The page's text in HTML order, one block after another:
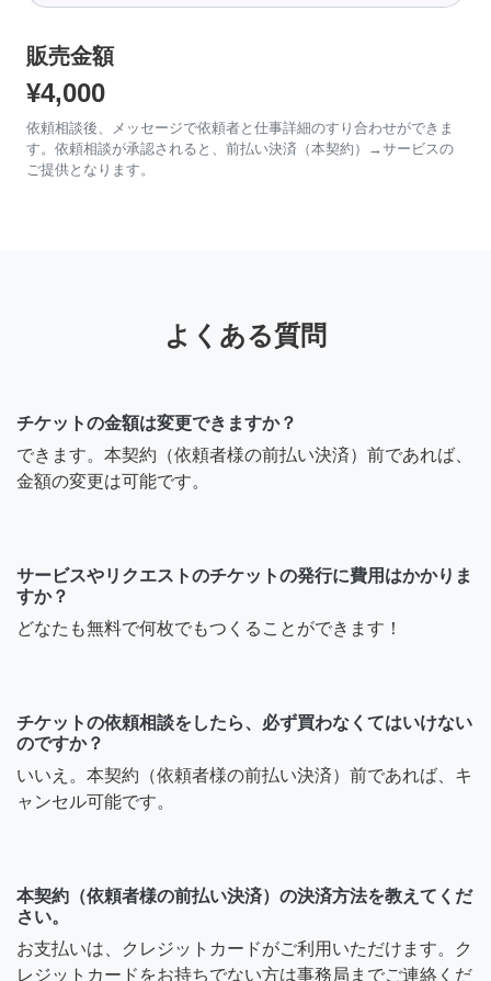
販売金額
¥4,000
依頼相談後、メッセージで依頼者と仕事詳細のすり合わせができま
す。依頼相談が承認されると、前払い決済（本契約）→サービスの
ご提供となります。
よくある質問
チケットの金額は変更できますか？
できます。本契約（依頼者様の前払い決済）前であれば、
金額の変更は可能です。
サービスやリクエストのチケットの発行に費用はかかりま
すか？
どなたも無料で何枚でもつくることができます！
チケットの依頼相談をしたら、必ず買わなくてはいけない
のですか？
いいえ。本契約（依頼者様の前払い決済）前であれば、キ
ャンセル可能です。
本契約（依頼者様の前払い決済）の決済方法を教えてくだ
さい。
お支払いは、クレジットカードがご利用いただけます。ク
レジットカードをお持ちでない方は事務局までご連絡くだ